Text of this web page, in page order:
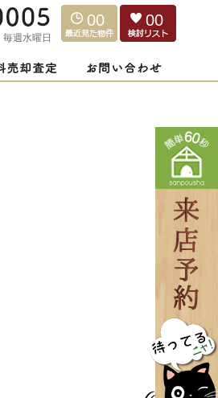
毎週水曜日
00 00